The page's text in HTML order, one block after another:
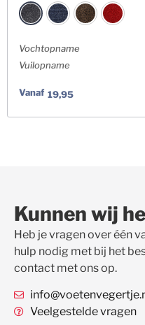
Vochtopname
Vuilopname
Vanaf 19,95
Kunnen wij
Heb je vragen over één
hulp nodig met bij het
contact met ons op.
Veelgestelde vragen